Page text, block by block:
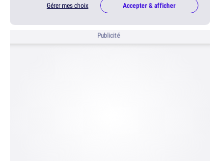
Gérer mes choix Accepter & afficher
Publicité